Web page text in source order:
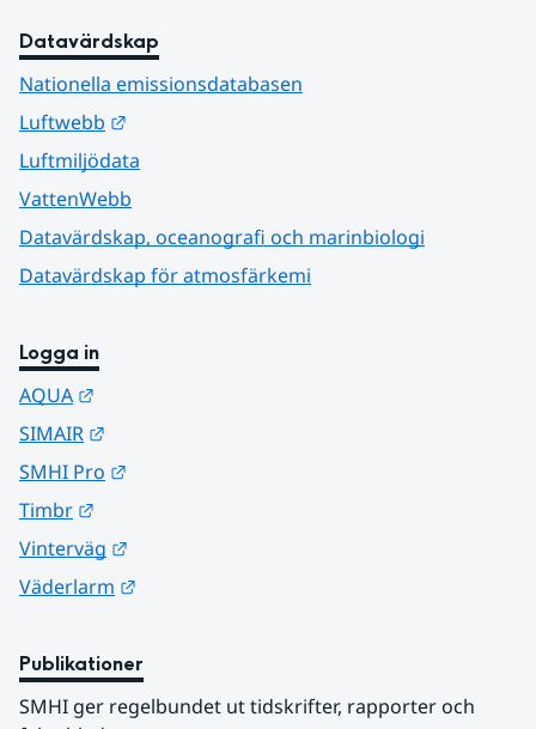
Datavärdskap
Nationella emissionsdatabasen
Luftwebb
Luftmiljödata
VattenWebb
Datavärdskap, oceanografi och marinbiologi
Datavärdskap för atmosfärkemi
Logga in
AQUA
SIMAIR
SMHI Pro
Timbr
Vinterväg
Väderlarm
Publikationer
SMHI ger regelbundet ut tidskrifter, rapporter och